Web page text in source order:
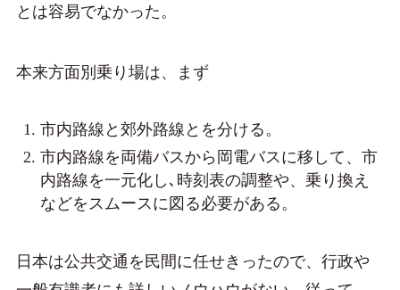
とは容易でなかった。
本来方面別乗り場は、まず
市内路線と郊外路線とを分ける。
市内路線を両備バスから岡電バスに移して、市
内路線を一元化し､時刻表の調整や、乗り換え
などをスムースに図る必要がある。
日本は公共交通を民間に任せきったので、行政や